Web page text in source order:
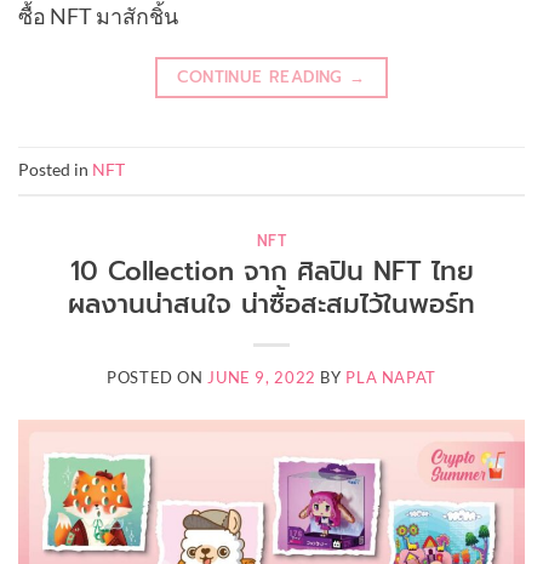
ซื้อ NFT มาสักชิ้น
CONTINUE READING →
Posted in NFT
NFT
10 Collection จาก ศิลปิน NFT ไทย
ผลงานน่าสนใจ น่าซื้อสะสมไว้ในพอร์ท
POSTED ON JUNE 9, 2022 BY PLA NAPAT